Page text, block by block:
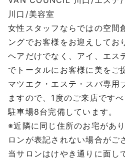
川口/美容室
女性スタッフならではの空間
ングでお客様をお迎えしてお
ヘアだけでなく、アイ、エス
でトータルにお客様に美をご
マツエク・エステ・スパ専用
ますので、1度のご来店です
駐車場8台完備しています。
※近隣に同じ住所のお宅があ
ロンが表記されない場合がご
当サロンはけやき通りに面し